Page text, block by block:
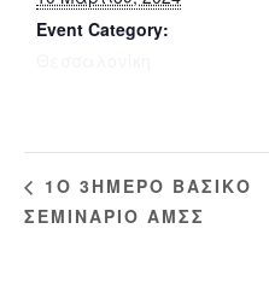
Event Category:
1O 3ΗΜΕΡΟ ΒΑΣΙΚΟ
ΣΕΜΙΝΑΡΙΟ ΑΜΣΣ